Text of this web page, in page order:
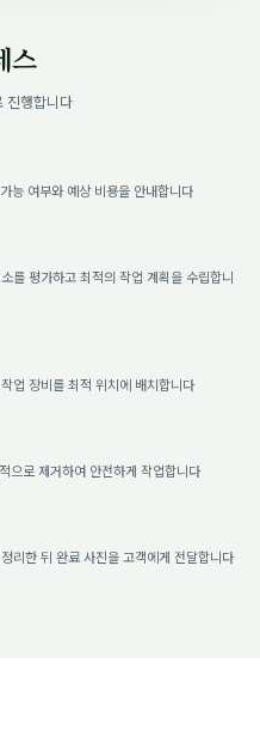
스
진행합니다
능 여부와 예상 비용을 안내합니다
를 평가하고 최적의 작업 계획을 수립합니
업 장비를 최적 위치에 배치합니다
로 제거하여 안전하게 작업합니다
리한 뒤 완료 사진을 고객에게 전달합니다